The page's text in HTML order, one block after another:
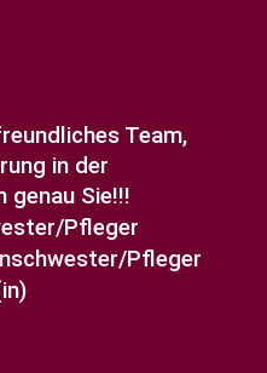
Team,
in der
genau Sie!!!
Pfleger
Pfleger